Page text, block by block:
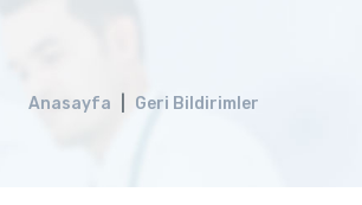
Anasayfa Geri Bildirimler